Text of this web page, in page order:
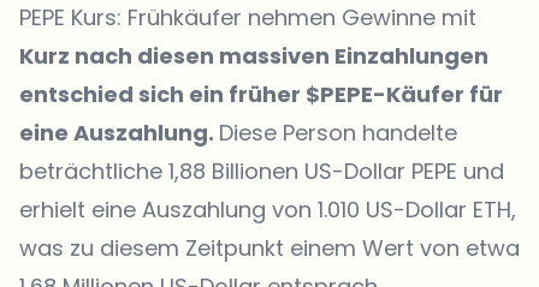
PEPE Kurs: Frühkäufer nehmen Gewinne mit
Kurz nach diesen massiven Einzahlungen
entschied sich ein früher $PEPE-Käufer für
eine Auszahlung. Diese Person handelte
beträchtliche 1,88 Billionen US-Dollar PEPE und
erhielt eine Auszahlung von 1.010 US-Dollar ETH,
was zu diesem Zeitpunkt einem Wert von etwa